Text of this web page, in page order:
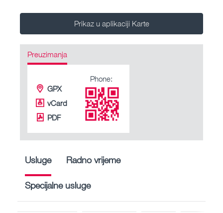
Prikaz u aplikaciji Karte
Preuzimanja
GPX
vCard
PDF
Phone:
Usluge Radno vrijeme
Specijalne usluge